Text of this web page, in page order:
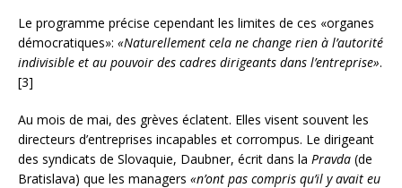
Le programme précise cependant les limites de ces «organes
démocratiques»: «Naturellement cela ne change rien à l’autorité
indivisible et au pouvoir des cadres dirigeants dans l’entreprise».
[3]
Au mois de mai, des grèves éclatent. Elles visent souvent les
directeurs d’entreprises incapables et corrompus. Le dirigeant
des syndicats de Slovaquie, Daubner, écrit dans la Pravda (de
Bratislava) que les managers «n’ont pas compris qu’il y avait eu